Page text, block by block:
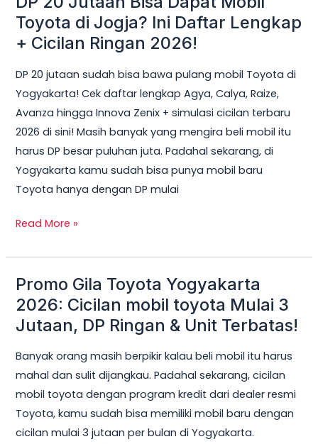
Toyota di Jogja? Ini Daftar Lengkap
+ Cicilan Ringan 2026!
DP 20 jutaan sudah bisa bawa pulang mobil Toyota di
Yogyakarta! Cek daftar lengkap Agya, Calya, Raize,
Avanza hingga Innova Zenix + simulasi cicilan terbaru
2026 di sini! Masih banyak yang mengira beli mobil itu
harus DP besar puluhan juta. Padahal sekarang, di
Yogyakarta kamu sudah bisa punya mobil baru
Toyota hanya dengan DP mulai
20
Jutaan
Dapat
Mobil
Toyota
di
Jogja?
Ini
Daftar
+
2026!
Read More »
Promo Gila Toyota Yogyakarta
2026: Cicilan mobil toyota Mulai 3
Jutaan, DP Ringan & Unit Terbatas!
Banyak orang masih berpikir kalau beli mobil itu harus
mahal dan sulit dijangkau. Padahal sekarang, cicilan
mobil toyota dengan program kredit dari dealer resmi
Toyota, kamu sudah bisa memiliki mobil baru dengan
cicilan mulai 3 jutaan per bulan di Yogyakarta.
Promo
Gila
Toyota
2026:
Cicilan
mobil
toyota
Mulai